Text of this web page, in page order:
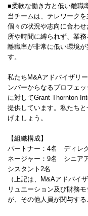
■柔軟な働き方と低い離職
当チームは、テレワーク
個々の状況や志向に合わ
所や時間に縛られず、業
離職率が非常に低い環境
す。
私たちM&Aアドバイザリ
ンバーからなるプロフェ
に対してGrant Thornton
提供しています。私たち
げましょう。
【組織構成】
パートナー：4名 ディレ
ネージャー：9名 シニア
シスタント2名
（上記は、M&Aアドバイ
リュエーション及び財務
が、その他人員が関与する